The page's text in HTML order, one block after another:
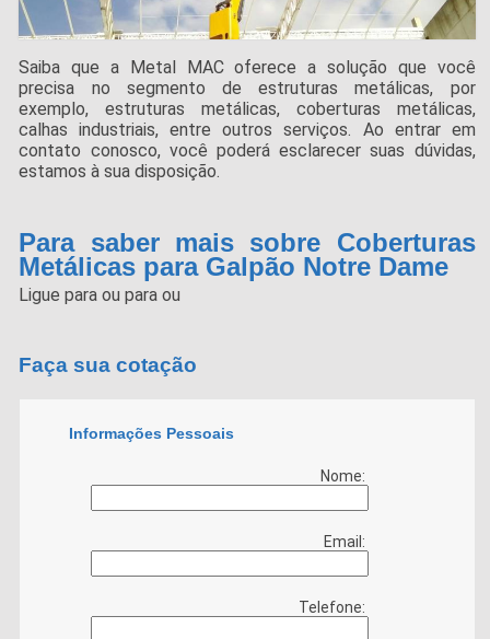
Saiba que a Metal MAC oferece a solução que você
precisa no segmento de estruturas metálicas, por
exemplo, estruturas metálicas, coberturas metálicas,
calhas industriais, entre outros serviços. Ao entrar em
contato conosco, você poderá esclarecer suas dúvidas,
estamos à sua disposição.
Para saber mais sobre Coberturas
Metálicas para Galpão Notre Dame
Ligue paraou paraou
Faça sua cotação
Informações Pessoais
Nome:
Email:
Telefone: